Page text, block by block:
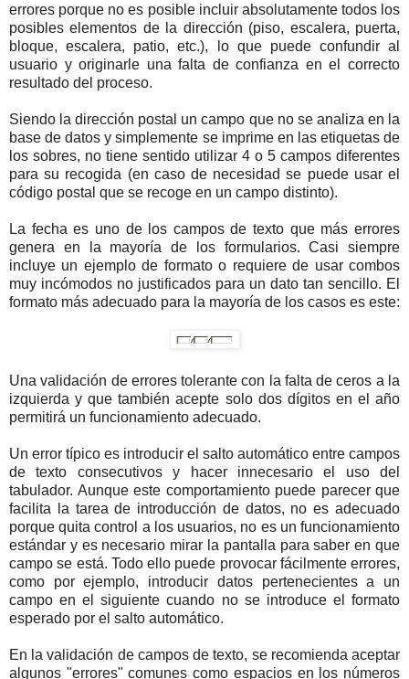
errores porque no es posible incluir absolutamente todos los
posibles elementos de la dirección (piso, escalera, puerta,
bloque, escalera, patio, etc.), lo que puede confundir al
usuario y originarle una falta de confianza en el correcto
resultado del proceso.
Siendo la dirección postal un campo que no se analiza en la
base de datos y simplemente se imprime en las etiquetas de
los sobres, no tiene sentido utilizar 4 o 5 campos diferentes
para su recogida (en caso de necesidad se puede usar el
código postal que se recoge en un campo distinto).
La fecha es uno de los campos de texto que más errores
genera en la mayoría de los formularios. Casi siempre
incluye un ejemplo de formato o requiere de usar combos
muy incómodos no justificados para un dato tan sencillo. El
formato más adecuado para la mayoría de los casos es este:
Una validación de errores tolerante con la falta de ceros a la
izquierda y que también acepte solo dos dígitos en el año
permitirá un funcionamiento adecuado.
Un error típico es introducir el salto automático entre campos
de texto consecutivos y hacer innecesario el uso del
tabulador. Aunque este comportamiento puede parecer que
facilita la tarea de introducción de datos, no es adecuado
porque quita control a los usuarios, no es un funcionamiento
estándar y es necesario mirar la pantalla para saber en que
campo se está. Todo ello puede provocar fácilmente errores,
como por ejemplo, introducir datos pertenecientes a un
campo en el siguiente cuando no se introduce el formato
esperado por el salto automático.
En la validación de campos de texto, se recomienda aceptar
algunos "errores" comunes como espacios en los números